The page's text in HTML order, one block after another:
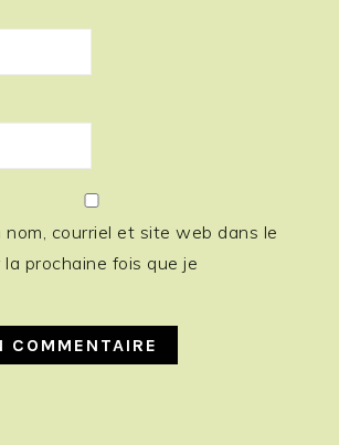
nom, courriel et site web dans le
prochaine fois que je